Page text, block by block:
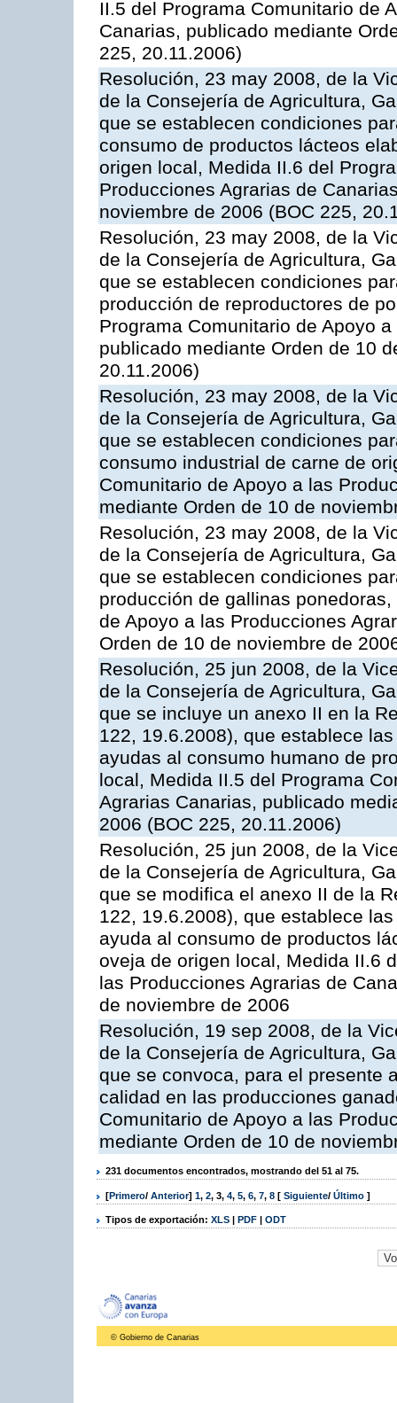
II.5 del Programa Comunitario de
Canarias, publicado mediante
225, 20.11.2006)
Resolución, 23 may 2008, de la
de la Consejería de Agricultura,
que se establecen condiciones
consumo de productos lácteos
origen local, Medida II.6 del
Producciones Agrarias de
noviembre de 2006 (BOC 225,
Resolución, 23 may 2008, de la
de la Consejería de Agricultura,
que se establecen condiciones
producción de reproductores de
Programa Comunitario de Apoyo
publicado mediante Orden de 10
20.11.2006)
Resolución, 23 may 2008, de la
de la Consejería de Agricultura,
que se establecen condiciones
consumo industrial de carne de
Comunitario de Apoyo a las
mediante Orden de 10 de
Resolución, 23 may 2008, de la
de la Consejería de Agricultura,
que se establecen condiciones
producción de gallinas
de Apoyo a las Producciones
Orden de 10 de noviembre de
Resolución, 25 jun 2008, de la
de la Consejería de Agricultura,
que se incluye un anexo II en la
122, 19.6.2008), que establece
ayudas al consumo humano de
local, Medida II.5 del Programa
Agrarias Canarias, publicado
2006 (BOC 225, 20.11.2006)
Resolución, 25 jun 2008, de la
de la Consejería de Agricultura,
que se modifica el anexo II de la
122, 19.6.2008), que establece
ayuda al consumo de productos
oveja de origen local, Medida II.6
las Producciones Agrarias de
de noviembre de 2006
Resolución, 19 sep 2008, de la
de la Consejería de Agricultura,
que se convoca, para el presente
calidad en las producciones
Comunitario de Apoyo a las
mediante Orden de 10 de
231 documentos encontrados, mostrando del 51 al 75.
[Primero/ Anterior] 1, 2, 3, 4, 5, 6, 7, 8 [ Siguiente/ Último ]
Tipos de exportación: XLS | PDF | ODT
© Gobierno de Canarias